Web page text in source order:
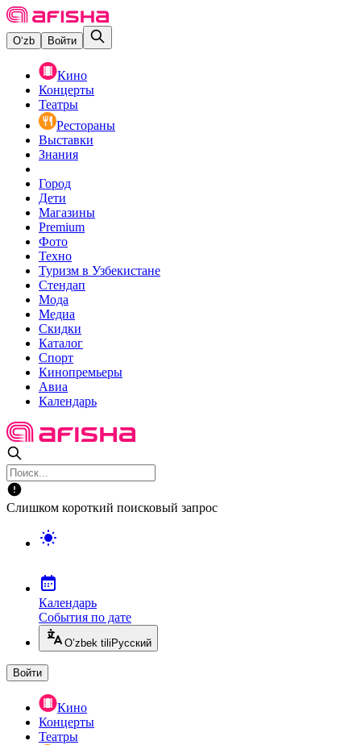
O‘zb Войти
Кино
Концерты
Театры
Рестораны
Выставки
Знания
Город
Дети
Магазины
Premium
Фото
Техно
Туризм в Узбекистане
Стендап
Мода
Медиа
Скидки
Каталог
Спорт
Кинопремьеры
Авиа
Календарь
Слишком короткий поисковый запрос
Календарь
События по дате
O’zbek tili Русский
Войти
Кино
Концерты
Театры